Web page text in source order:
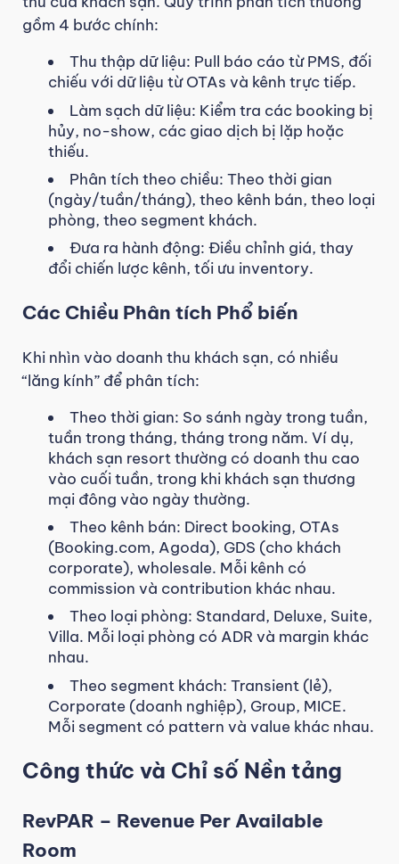
gồm 4 bước chính:
Thu thập dữ liệu: Pull báo cáo từ PMS, đối
chiếu với dữ liệu từ OTAs và kênh trực tiếp.
Làm sạch dữ liệu: Kiểm tra các booking bị
hủy, no-show, các giao dịch bị lặp hoặc
thiếu.
Phân tích theo chiều: Theo thời gian
(ngày/tuần/tháng), theo kênh bán, theo loại
phòng, theo segment khách.
Đưa ra hành động: Điều chỉnh giá, thay
đổi chiến lược kênh, tối ưu inventory.
Các Chiều Phân tích Phổ biến
Khi nhìn vào doanh thu khách sạn, có nhiều
“lăng kính” để phân tích:
Theo thời gian: So sánh ngày trong tuần,
tuần trong tháng, tháng trong năm. Ví dụ,
khách sạn resort thường có doanh thu cao
vào cuối tuần, trong khi khách sạn thương
mại đông vào ngày thường.
Theo kênh bán: Direct booking, OTAs
(Booking.com, Agoda), GDS (cho khách
corporate), wholesale. Mỗi kênh có
commission và contribution khác nhau.
Theo loại phòng: Standard, Deluxe, Suite,
Villa. Mỗi loại phòng có ADR và margin khác
nhau.
Theo segment khách: Transient (lẻ),
Corporate (doanh nghiệp), Group, MICE.
Mỗi segment có pattern và value khác nhau.
Công thức và Chỉ số Nền tảng
RevPAR – Revenue Per Available
Room